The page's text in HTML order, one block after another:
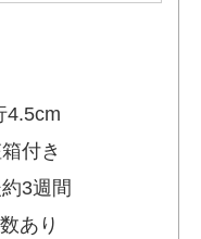
4.5cm
付き
3週間
あり